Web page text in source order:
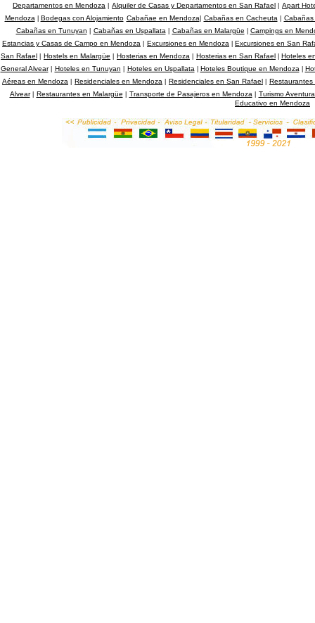
Departamentos en Mendoza
Alquiler de Casas y Departamentos en San Rafael
Apart
Mendoza| Bodegas con Alojamiento Cabañae en Mendoza| Cabañas en Cacheuta|
Cabañas
Cabañas en Tunuyan
Cabañas en Uspallata Cabañas en Malargüe
Campings en
Estancias y Casas de Campo en Mendoza
Excursiones en Mendoza
Excursiones en San
San Rafael
Hostels en Malargüe Hosterias en Mendoza Hosterias en San Rafael
Hoteles
General Alvear| Hoteles en Tunuyan Hoteles en Uspallata| Hoteles Boutique en Mendoza|
Aéreas en Mendoza
Residenciales en Mendoza Residenciales en San Rafael
Alvear| Restaurantes en Malargüe Transporte de Pasajeros en Mendoza|
Turismo
Educativo en Mendoza